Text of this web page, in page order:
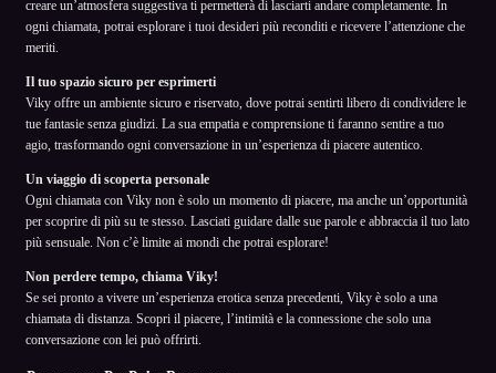
creare un’atmosfera suggestiva ti permetterà di lasciarti andare completamente. In
ogni chiamata, potrai esplorare i tuoi desideri più reconditi e ricevere l’attenzione che
meriti.
Il tuo spazio sicuro per esprimerti
Viky offre un ambiente sicuro e riservato, dove potrai sentirti libero di condividere le
tue fantasie senza giudizi. La sua empatia e comprensione ti faranno sentire a tuo
agio, trasformando ogni conversazione in un’esperienza di piacere autentico.
Un viaggio di scoperta personale
Ogni chiamata con Viky non è solo un momento di piacere, ma anche un’opportunità
per scoprire di più su te stesso. Lasciati guidare dalle sue parole e abbraccia il tuo lato
più sensuale. Non c’è limite ai mondi che potrai esplorare!
Non perdere tempo, chiama Viky!
Se sei pronto a vivere un’esperienza erotica senza precedenti, Viky è solo a una
chiamata di distanza. Scopri il piacere, l’intimità e la connessione che solo una
conversazione con lei può offrirti.